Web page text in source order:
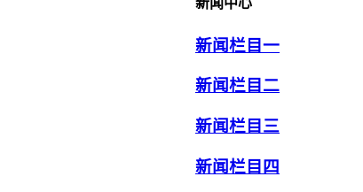
新闻中心
新闻栏目一
新闻栏目二
新闻栏目三
新闻栏目四